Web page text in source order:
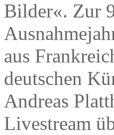
Bilder«. Zur
aus
deutschen
Andreas
Livestream